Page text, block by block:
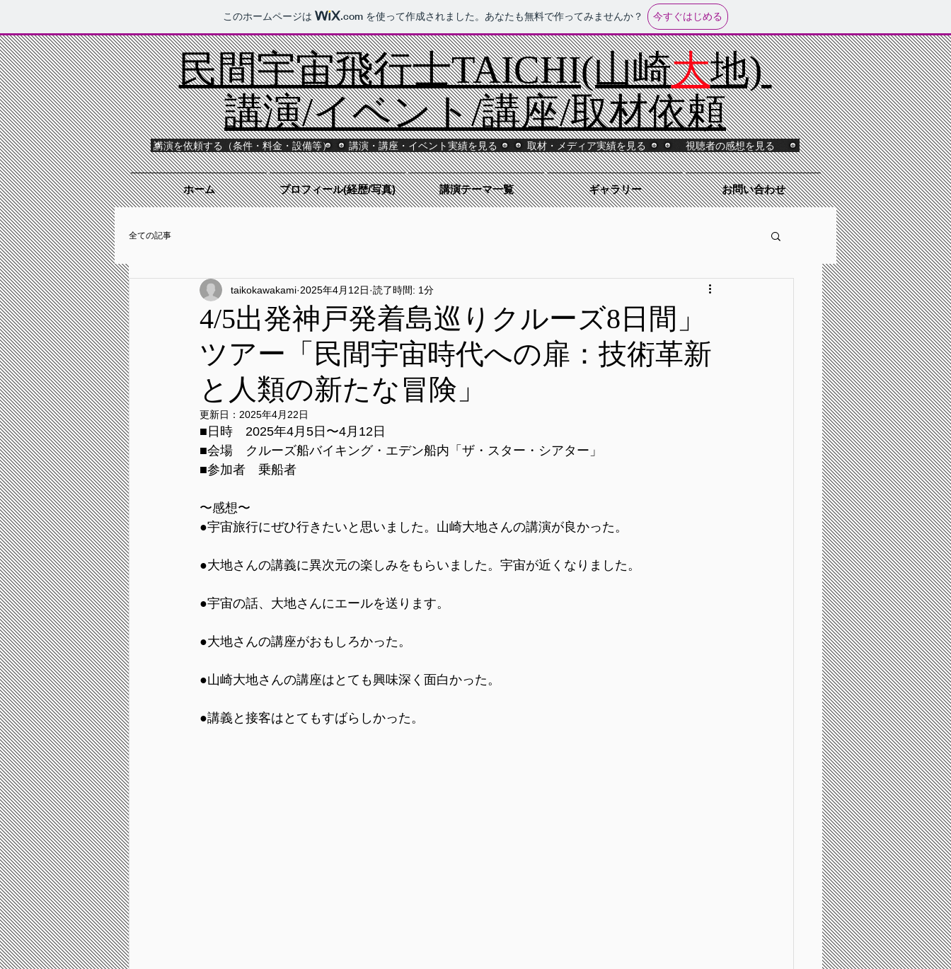
このホームページは .com を使って作成されました。あなたも無料で作ってみませんか？ 今すぐはじめる
民間宇宙飛行士TAICHI(山崎大地)
講演/イベント/講座/取材依頼
講演を依頼する（条件・料金・設備等） 講演・講座・イベント実績を見る 取材・メディア実績を見る 視聴者の感想を見る
ホーム プロフィール(経歴/写真) 講演テーマ一覧 ギャラリー お問い合わせ
全ての記事
4/5出発神戸発着島巡りクルーズ8日間」
ツアー「民間宇宙時代への扉：技術革新
と人類の新たな冒険」
taikokawakami 2025年4月12日 読了時間: 1分
更新日： 2025年4月22日
■日時　2025年4月5日〜4月12日
■会場　クルーズ船バイキング・エデン船内「ザ・スター・シアター」
■参加者　乗船者
〜感想〜
●宇宙旅行にぜひ行きたいと思いました。山崎大地さんの講演が良かった。
●大地さんの講義に異次元の楽しみをもらいました。宇宙が近くなりました。
●宇宙の話、大地さんにエールを送ります。
●大地さんの講座がおもしろかった。
●山崎大地さんの講座はとても興味深く面白かった。
●講義と接客はとてもすばらしかった。